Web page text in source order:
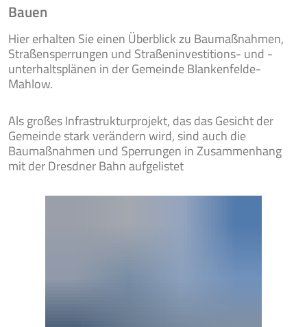
WO ERLEDIGE
ICH WAS?
BUERGER-
SERVICE
FORMULARE NEWSLETTER
Bauen
Hier erhalten Sie einen Überblick zu Baumaßnahmen,
Straßensperrungen und Straßeninvestitions- und -
unterhaltsplänen in der Gemeinde Blankenfelde-
Mahlow.
Als großes Infrastrukturprojekt, das das Gesicht der
Gemeinde stark verändern wird, sind auch die
Baumaßnahmen und Sperrungen in Zusammenhang
mit der Dresdner Bahn aufgelistet